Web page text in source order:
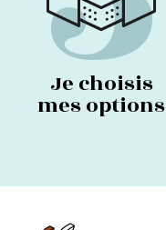
Je choisis
mes options